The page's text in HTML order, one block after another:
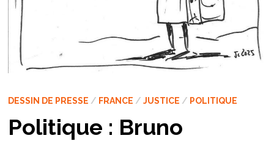
DESSIN DE PRESSE / FRANCE / JUSTICE / POLITIQUE
Politique : Bruno